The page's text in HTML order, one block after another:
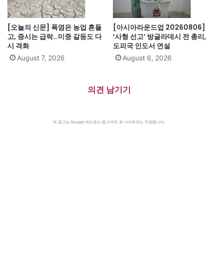
[오늘의 신문] 폭염은 농업 흔들
고, 증시는 급락…미중 갈등도 다
시 격화
August 7, 2026
[아시아라운드업 20260806]
‘사형 선고’ 방글라데시 전 총리,
도피국 인도서 연설
August 6, 2026
의견 남기기
본 광고는 Google 애드센스 광고이며, 본 사이트와는 무관합니다.